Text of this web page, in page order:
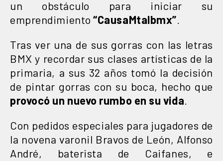
un obstáculo para iniciar su
emprendimiento“CausaMtalbmx”
Tras ver una de sus gorras con las letras
BMX y recordar sus clases artísticas de la
primaria, a sus 32 años tomó la decisión
de pintar gorras con su boca, hecho que
provocó un nuevo rumbo en su vida
Con pedidos especiales para jugadores de
la novena varonil Bravos de León, Alfonso
André, baterista de Caifanes, e